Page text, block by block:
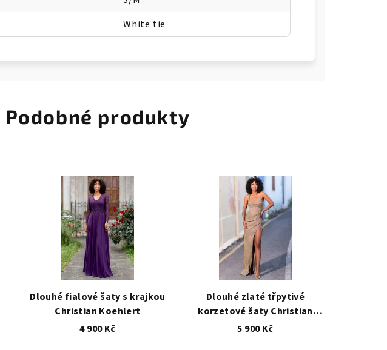
White tie
Podobné produkty
Dlouhé fialové šaty s krajkou
Christian Koehlert
4 900 Kč
Dlouhé zlaté třpytivé
korzetové šaty Christian
Koehlert
5 900 Kč